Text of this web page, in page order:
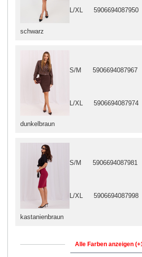
dunkelbraun
S/M 5906694087967
L/XL 5906694087974
kastanienbraun
S/M 5906694087981
L/XL 5906694087998
schwarz
L/XL 5906694087950
Alle Farben anzeigen